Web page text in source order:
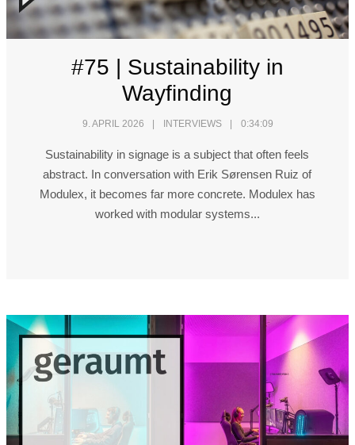
#75 | Sustainability in
Wayfinding
9. APRIL 2026 INTERVIEWS 0:34:09
Sustainability in signage is a subject that often feels
abstract. In conversation with Erik Sørensen Ruiz of
Modulex, it becomes far more concrete. Modulex has
worked with modular systems...